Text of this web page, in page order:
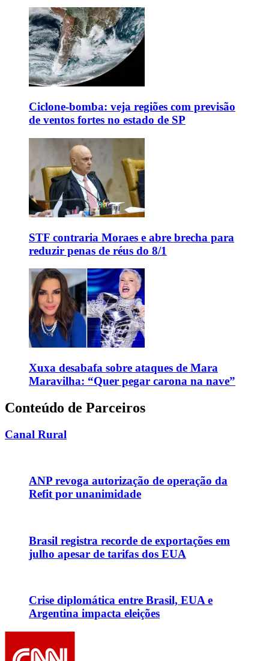
Ciclone-bomba: veja regiões com previsão
de ventos fortes no estado de SP
STF contraria Moraes e abre brecha para
reduzir penas de réus do 8/1
Xuxa desabafa sobre ataques de Mara
Maravilha: “Quer pegar carona na nave”
Conteúdo de Parceiros
Canal Rural
ANP revoga autorização de operação da
Refit por unanimidade
Brasil registra recorde de exportações em
julho apesar de tarifas dos EUA
Crise diplomática entre Brasil, EUA e
Argentina impacta eleições